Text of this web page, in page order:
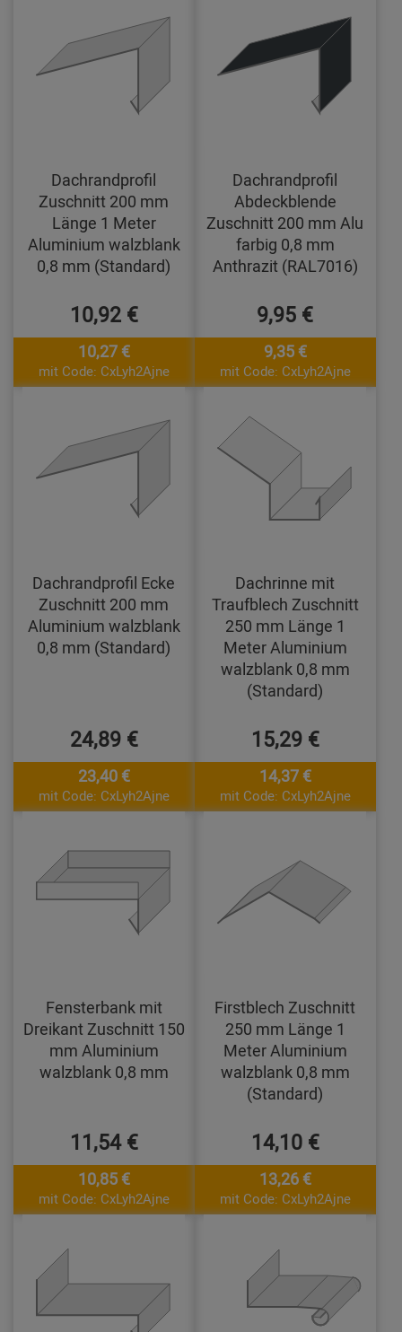
Dachrandprofil
Zuschnitt 200 mm
Länge 1 Meter
Aluminium walzblank
0,8 mm (Standard)
10,92 €
10,27 €
mit Code: CxLyh2Ajne
Dachrandprofil
Abdeckblende
Zuschnitt 200 mm Alu
farbig 0,8 mm
Anthrazit (RAL7016)
9,95 €
9,35 €
mit Code: CxLyh2Ajne
Dachrandprofil Ecke
Zuschnitt 200 mm
Aluminium walzblank
0,8 mm (Standard)
24,89 €
23,40 €
mit Code: CxLyh2Ajne
Dachrinne mit
Traufblech Zuschnitt
250 mm Länge 1
Meter Aluminium
walzblank 0,8 mm
(Standard)
15,29 €
14,37 €
mit Code: CxLyh2Ajne
Fensterbank mit
Dreikant Zuschnitt 150
mm Aluminium
walzblank 0,8 mm
11,54 €
10,85 €
mit Code: CxLyh2Ajne
Firstblech Zuschnitt
250 mm Länge 1
Meter Aluminium
walzblank 0,8 mm
(Standard)
14,10 €
13,26 €
mit Code: CxLyh2Ajne